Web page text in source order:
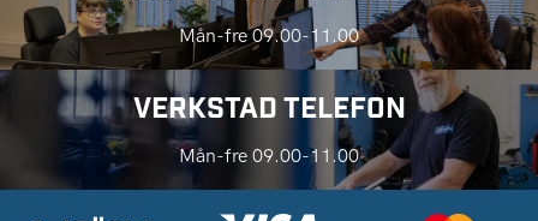
Mån-fre 09.00-11.00
VERKSTAD TELEFON
Mån-fre 09.00-11.00